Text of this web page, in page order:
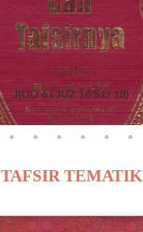
JILID 6 ( JUZ 16 S.D 18)
TAFSIR TEMATIK